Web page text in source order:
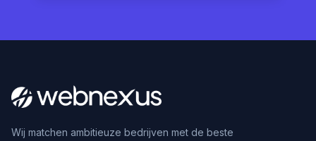
Wij matchen ambitieuze bedrijven met de beste